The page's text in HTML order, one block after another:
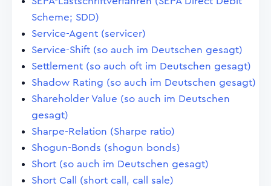
Scheme; SDD)
Service-Agent (servicer)
Service-Shift (so auch im Deutschen gesagt)
Settlement (so auch oft im Deutschen gesagt)
Shadow Rating (so auch im Deutschen gesagt)
Shareholder Value (so auch im Deutschen
gesagt)
Sharpe-Relation (Sharpe ratio)
Shogun-Bonds (shogun bonds)
Short (so auch im Deutschen gesagt)
Short Call (short call, call sale)